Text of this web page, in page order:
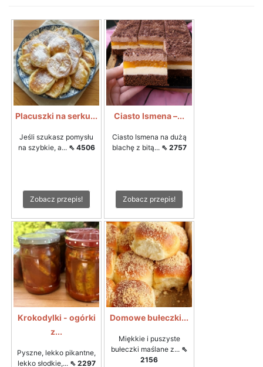
Placuszki na serku...
Jeśli szukasz pomysłu
na szybkie, a... ⇖ 4506
Zobacz przepis!
Ciasto Ismena –...
Ciasto Ismena na dużą
blachę z bitą... ⇖ 2757
Zobacz przepis!
Krokodylki - ogórki
z...
Pyszne, lekko pikantne,
lekko słodkie,... ⇖ 2297
Domowe bułeczki...
Miękkie i puszyste
bułeczki maślane z... ⇖
2156